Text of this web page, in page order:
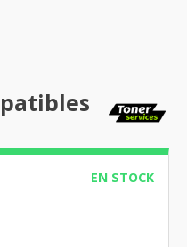
EN STOCK